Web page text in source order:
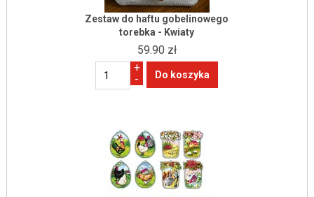
Zestaw do haftu gobelinowego
torebka - Kwiaty
59.90 zł
+
-